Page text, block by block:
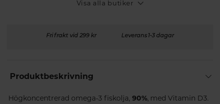
Visa alla butiker
Fri frakt vid 299 kr Leverans 1-3 dagar
Produktbeskrivning
Högkoncentrerad omega-3 fiskolja, 90%, med Vitamin D3.